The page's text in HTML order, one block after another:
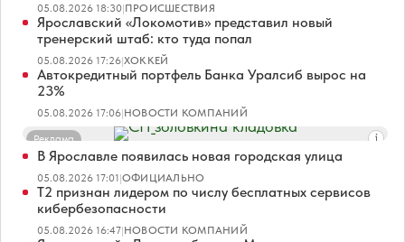
05.08.2026 18:30|ПРОИСШЕСТВИЯ
Ярославский «Локомотив» представил новый
тренерский штаб: кто туда попал
05.08.2026 17:26|ХОККЕЙ
Автокредитный портфель Банка Уралсиб вырос на
23%
05.08.2026 17:06|НОВОСТИ КОМПАНИЙ
Реклама
В Ярославле появилась новая городская улица
05.08.2026 17:01|ОФИЦИАЛЬНО
Т2 признан лидером по числу бесплатных сервисов
кибербезопасности
05.08.2026 16:47|НОВОСТИ КОМПАНИЙ